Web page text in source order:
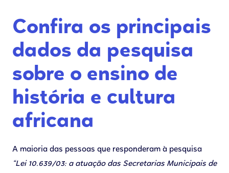
Confira os principais
dados da pesquisa
sobre o ensino de
história e cultura
africana
A maioria das pessoas que responderam à pesquisa
“Lei 10.639/03: a atuação das Secretarias Municipais de